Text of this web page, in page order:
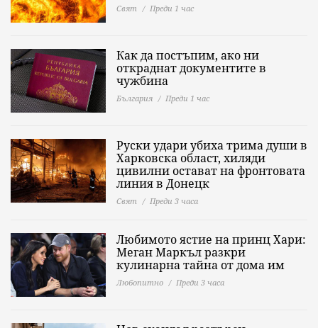
Свят Преди 1 час
Как да постъпим, ако ни
откраднат документите в
чужбина
България Преди 1 час
Руски удари убиха трима души в
Харковска област, хиляди
цивилни остават на фронтовата
линия в Донецк
Свят Преди 3 часа
Любимото ястие на принц Хари:
Меган Маркъл разкри
кулинарна тайна от дома им
Любопитно Преди 3 часа